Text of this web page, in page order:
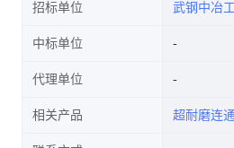
招标单位 武钢中冶
中标单位
代理单位
相关产品 超耐磨连